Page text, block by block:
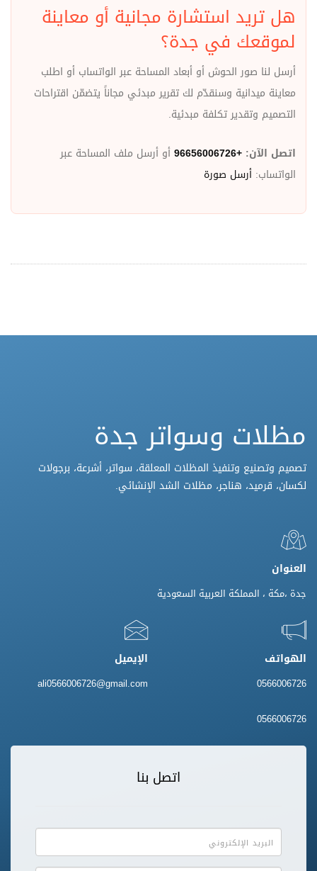
هل تريد استشارة مجانية أو معاينة
لموقعك في جدة؟
أرسل لنا صور الحوش أو أبعاد المساحة عبر الواتساب أو اطلب
معاينة ميدانية وسنقدّم لك تقرير مبدئي مجاناً يتضمّن اقتراحات
التصميم وتقدير تكلفة مبدئية.
اتصل الآن: +96656006726
أو أرسل ملف المساحة عبر
الواتساب: أرسل صورة
مظلات وسواتر جدة
تصميم وتصنيع وتنفيذ المظلات المعلقة، سواتر، أشرعة، برجولات
لكسان، قرميد، هناجر، مظلات الشد الإنشائي.
العنوان
جدة ،مكة ، المملكة العربية السعودية
الهواتف
0566006726
0566006726
الإيميل
ali0566006726@gmail.com
اتصل بنا